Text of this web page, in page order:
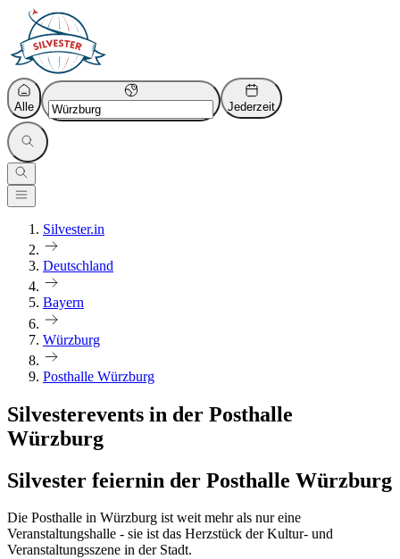
Alle Jederzeit
Silvester.in
Deutschland
Bayern
Würzburg
Posthalle Würzburg
Silvesterevents in der Posthalle
Würzburg
Silvester feiernin der Posthalle Würzburg
Die Posthalle in Würzburg ist weit mehr als nur eine
Veranstaltungshalle - sie ist das Herzstück der Kultur- und
Veranstaltungsszene in der Stadt.